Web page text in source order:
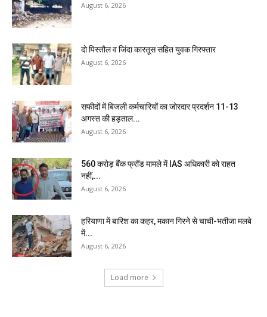
August 6, 2026
दो पिस्तौल व जिंदा कारतूस सहित युवक गिरफ्तार
August 6, 2026
सफीदों में बिजली कर्मचारियों का जोरदार प्रदर्शन 11-13
अगस्त की हड़ताल...
August 6, 2026
₹560 करोड़ बैंक फ्रॉड मामले में IAS अधिकारी को राहत
नहीं,...
August 6, 2026
हरियाणा में बारिश का कहर, मकान गिरने से चाची-भतीजा मलबे
में...
August 6, 2026
Load more